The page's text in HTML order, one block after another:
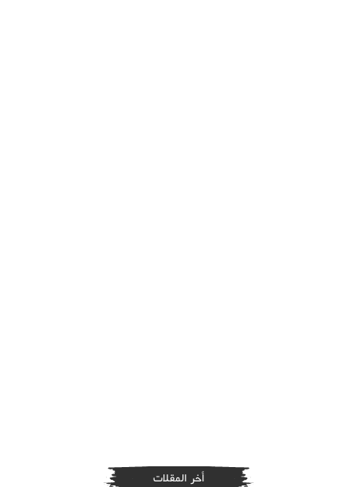
أخر المقلات